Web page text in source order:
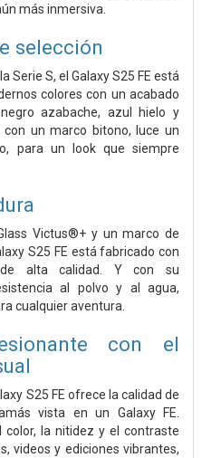
más inmersiva.
selección
Serie S, el Galaxy S25 FE está
colores con un acabado
azabache, azul hielo y
con un marco bitono, luce un
para un look que siempre
Victus®+ y un marco de
S25 FE está fabricado con
de alta calidad. Y con su
al polvo y al agua,
cualquier aventura.
con el
S25 FE ofrece la calidad de
vista en un Galaxy FE.
color, la nitidez y el contraste
videos y ediciones vibrantes,